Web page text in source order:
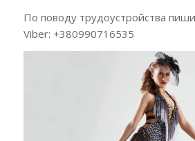
По поводу трудоустройства
Viber: +380990716535